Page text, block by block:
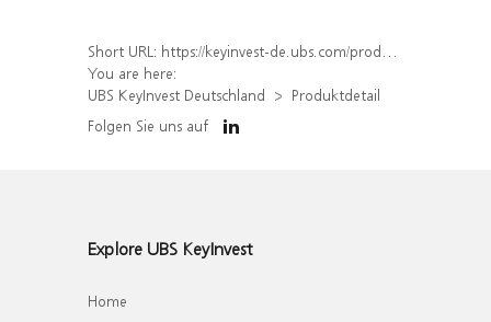
Short URL: https://keyinvest-de.ubs.com/produkt/detail/index/isin/DE000WA50220
You are here:
UBS KeyInvest Deutschland
Produktdetail
Folgen Sie uns auf
Explore UBS KeyInvest
Home